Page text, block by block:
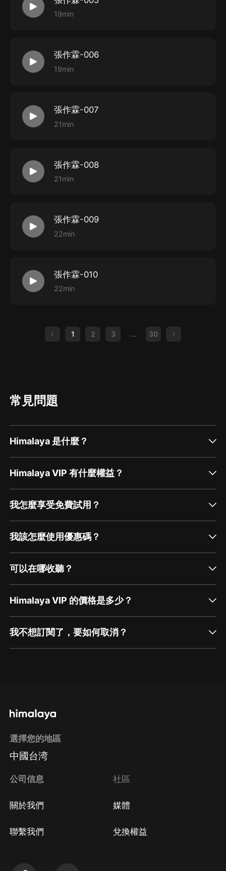
19min
張作霖-006
19min
張作霖-007
21min
張作霖-008
21min
張作霖-009
22min
張作霖-010
22min
1 2 3 ... 30
常見問題
Himalaya 是什麼？
Himalaya VIP 有什麼權益？
我怎麼享受免費試用？
我該怎麼使用優惠碼？
可以在哪收聽？
Himalaya VIP 的價格是多少？
我不想訂閱了，要如何取消？
方法 Google Play取消訂閱方法
選擇您的地區
中國台湾
公司信息
關於我們
聯繫我們
社區
媒體
兌換權益